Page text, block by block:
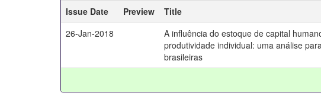
Issue Date
Preview Title
26-Jan-2018
A influência do estoque de capital
produtividade individual: uma análise
brasileiras